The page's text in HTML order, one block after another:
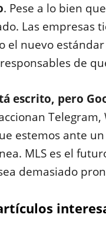
. Pese a lo bien
Las empresas
el nuevo
de
escrito, pero
estemos ante
MLS es el
demasiado